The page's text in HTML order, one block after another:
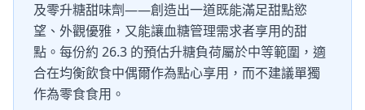
及零升糖甜味劑——創造出一道既能滿足甜點慾
望、外觀優雅，又能讓血糖管理需求者享用的甜
點。每份約 26.3 的預估升糖負荷屬於中等範圍，適
合在均衡飲食中偶爾作為點心享用，而不建議單獨
作為零食食用。